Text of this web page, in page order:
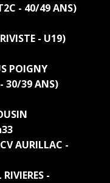
- 40/49 ANS)
- U19)
POIGNY
30/39 ANS)
AURILLAC -
-